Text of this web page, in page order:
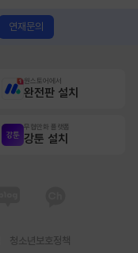
연재문의
원스토어에서
완전판 설치
무협만화 플랫폼
강툰 설치
청소년보호정책